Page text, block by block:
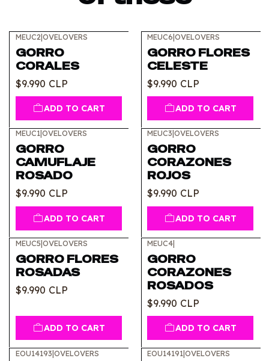
MEUC2|OVELOVERS
GORRO
CORALES
$9.990 CLP
ADD TO CART
MEUC6|OVELOVERS
GORRO FLORES
CELESTE
$9.990 CLP
ADD TO CART
MEUC1|OVELOVERS
GORRO
CAMUFLAJE
ROSADO
$9.990 CLP
ADD TO CART
MEUC3|OVELOVERS
GORRO
CORAZONES
ROJOS
$9.990 CLP
ADD TO CART
MEUC5|OVELOVERS
GORRO FLORES
ROSADAS
$9.990 CLP
ADD TO CART
MEUC4|
GORRO
CORAZONES
ROSADOS
$9.990 CLP
ADD TO CART
EOU14193|OVELOVERS EOU14191|OVELOVERS